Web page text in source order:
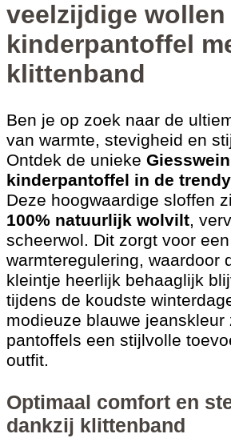
veelzijdige wollen
kinderpantoffel
klittenband
Ben je op zoek naar de
van warmte, stevigheid en
Ontdek de unieke
kinderpantoffel in de
Deze hoogwaardige sloffen
100% natuurlijk wolvilt,
scheerwol. Dit zorgt voor
warmteregulering, waardoor
kleintje heerlijk behaaglijk
tijdens de koudste
modieuze blauwe jeanskleur
pantoffels een stijlvolle
outfit.
Optimaal comfort en
dankzij klittenband